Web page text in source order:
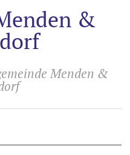
&
Menden &